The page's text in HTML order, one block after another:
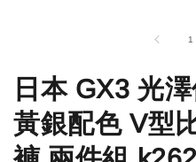
1
日本 GX3 光
黃銀配色 V型